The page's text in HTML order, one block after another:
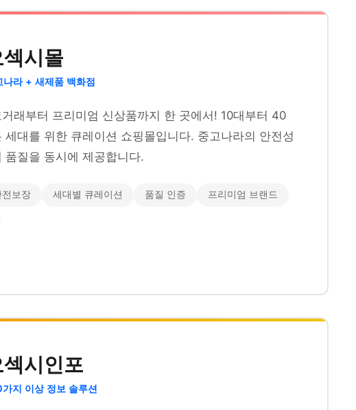
섹시몰
나라 + 새제품 백화점
래부터 프리미엄 신상품까지 한 곳에서! 10대부터 40
세대를 위한 큐레이션 쇼핑몰입니다. 중고나라의 안전성
품질을 동시에 제공합니다.
전보장 세대별 큐레이션 품질 인증 프리미엄 브랜드
섹시인포
지 이상 정보 솔루션